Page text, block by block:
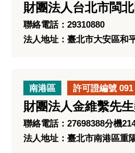
財團法人台北市閩
聯絡電話：29310880
法人地址：臺北市大安區和
南港區 許可證編號 091
財團法人金維繫先
聯絡電話：27698388分機
法人地址：臺北市南港區重